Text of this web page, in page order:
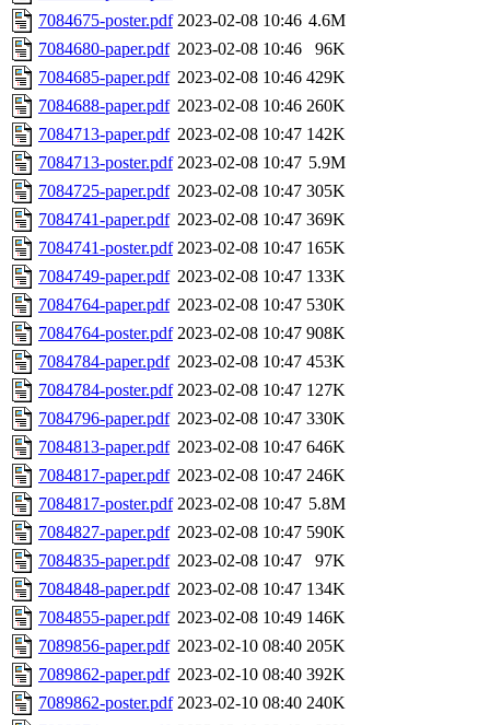
7084675-poster.pdf 2023-02-08 10:46 4.6M
7084680-paper.pdf 2023-02-08 10:46
96K
7084685-paper.pdf 2023-02-08 10:46 429K
7084688-paper.pdf 2023-02-08 10:46 260K
7084713-paper.pdf 2023-02-08 10:47 142K
7084713-poster.pdf 2023-02-08 10:47 5.9M
7084725-paper.pdf 2023-02-08 10:47 305K
7084741-paper.pdf 2023-02-08 10:47 369K
7084741-poster.pdf 2023-02-08 10:47 165K
7084749-paper.pdf 2023-02-08 10:47 133K
7084764-paper.pdf 2023-02-08 10:47 530K
7084764-poster.pdf 2023-02-08 10:47 908K
7084784-paper.pdf 2023-02-08 10:47 453K
7084784-poster.pdf 2023-02-08 10:47 127K
7084796-paper.pdf 2023-02-08 10:47 330K
7084813-paper.pdf 2023-02-08 10:47 646K
7084817-paper.pdf 2023-02-08 10:47 246K
7084817-poster.pdf 2023-02-08 10:47 5.8M
7084827-paper.pdf 2023-02-08 10:47 590K
7084835-paper.pdf 2023-02-08 10:47
97K
7084848-paper.pdf 2023-02-08 10:47 134K
7084855-paper.pdf 2023-02-08 10:49 146K
7089856-paper.pdf 2023-02-10 08:40 205K
7089862-paper.pdf 2023-02-10 08:40 392K
7089862-poster.pdf 2023-02-10 08:40 240K